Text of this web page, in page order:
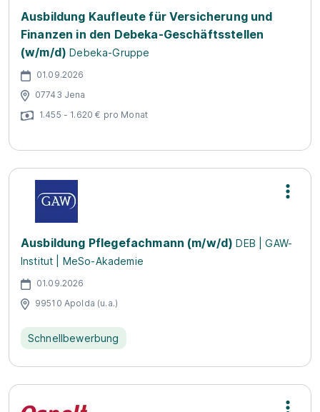
Ausbildung Kaufleute für Versicherung und
Finanzen in den Debeka-Geschäftsstellen
(w/m/d)Debeka-Gruppe
01.09.2026
07743 Jena
1.455 - 1.620 € pro Monat
Ausbildung Pflegefachmann (m/w/d) DEB | GAW-
Institut | MeSo-Akademie
01.09.2026
99510 Apolda (u.a.)
Schnellbewerbung